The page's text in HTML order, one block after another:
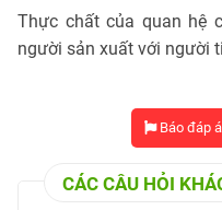
Thực chất của quan hệ
người sản xuất với người
Báo đáp
CÁC CÂU HỎI